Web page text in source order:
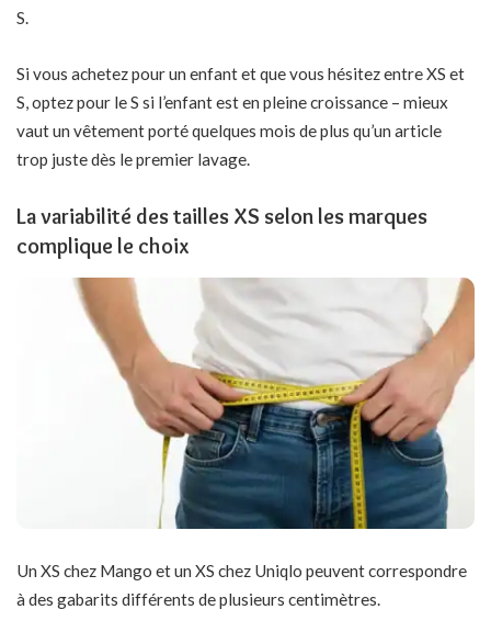
S.
Si vous achetez pour un enfant et que vous hésitez entre XS et
S, optez pour le S si l’enfant est en pleine croissance – mieux
vaut un vêtement porté quelques mois de plus qu’un article
trop juste dès le premier lavage.
La variabilité des tailles XS selon les marques
complique le choix
Un XS chez Mango et un XS chez Uniqlo peuvent correspondre
à des gabarits différents de plusieurs centimètres.